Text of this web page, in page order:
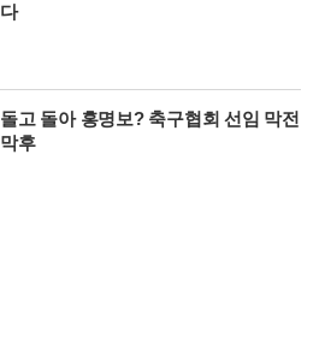
다
돌고 돌아 홍명보? 축구협회 선임 막전
막후